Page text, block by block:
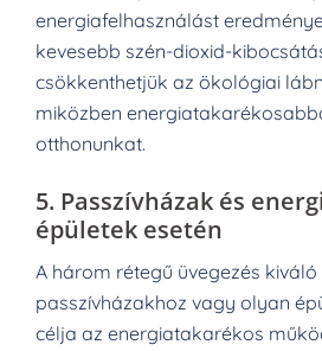
energiafelhasználást
kevesebb szén-dioxid-
csökkenthetjük az ökológiai
miközben
otthonunkat.
5. Passzívházak és
épületek esetén
A három rétegű üvegezés
passzívházakhoz vagy olyan
célja az energiatakarékos